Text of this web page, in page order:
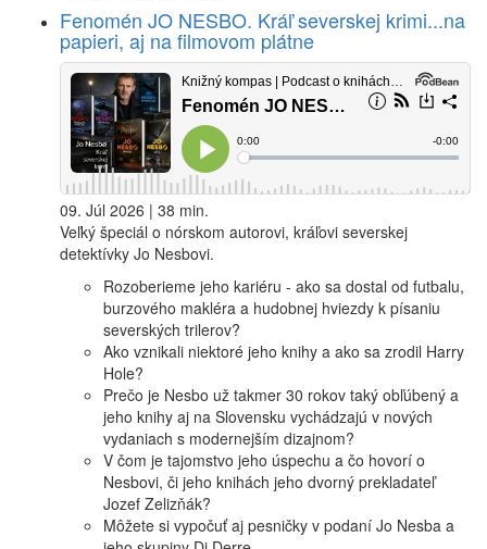
Fenomén JO NESBO. Kráľ severskej krimi...na
papieri, aj na filmovom plátne
09. Júl 2026 | 38 min.
Veľký špeciál o nórskom autorovi, kráľovi severskej
detektívky Jo Nesbovi.
Rozoberieme jeho kariéru - ako sa dostal od futbalu,
burzového makléra a hudobnej hviezdy k písaniu
severských trilerov?
Ako vznikali niektoré jeho knihy a ako sa zrodil Harry
Hole?
Prečo je Nesbo už takmer 30 rokov taký obľúbený a
jeho knihy aj na Slovensku vychádzajú v nových
vydaniach s modernejším dizajnom?
V čom je tajomstvo jeho úspechu a čo hovorí o
Nesbovi, či jeho knihách jeho dvorný prekladateľ
Jozef Zelizňák?
Môžete si vypočuť aj pesničky v podaní Jo Nesba a